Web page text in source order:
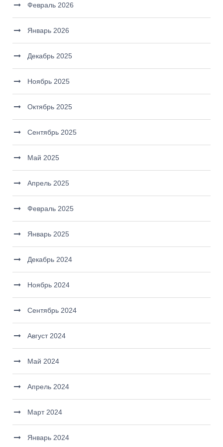
Февраль 2026
Январь 2026
Декабрь 2025
Ноябрь 2025
Октябрь 2025
Сентябрь 2025
Май 2025
Апрель 2025
Февраль 2025
Январь 2025
Декабрь 2024
Ноябрь 2024
Сентябрь 2024
Август 2024
Май 2024
Апрель 2024
Март 2024
Январь 2024